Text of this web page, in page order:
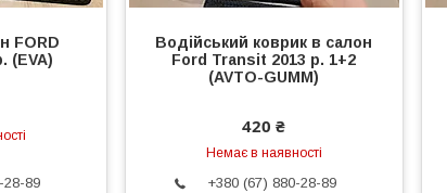
FORD
(EVA)
28-89
Водійський коврик в салон
Ford Transit 2013 р. 1+2
(AVTO-GUMM)
420 ₴
Немає в наявності
+380 (67) 880-28-89